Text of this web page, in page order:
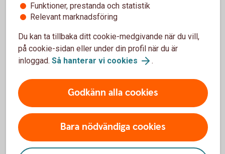
ett företag som gör hantering av kvitton och fakturor
smidigare.
Vill du veta mer om Expense?
Expense direkt på 08-121 305 80.
Har du eller ditt företag inte Betalkort Företag idag?
Läs mer om Betalkort Företag samt hur du ansöker
Funktioner, prestanda och statistik
Relevant marknadsföring
Du kan ta tillbaka ditt cookie-medgivande när du vill,
på cookie-sidan eller under din profil när du är
inloggad. Så hanterar vi cookies .
Godkänn alla cookies
Bara nödvändiga cookies